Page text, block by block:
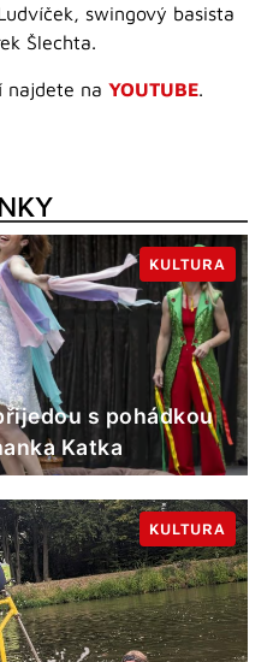
swingový basista
Šlechta.
najdete na YOUTUBE.
s pohádkou
Katka
KULTURA
KULTURA